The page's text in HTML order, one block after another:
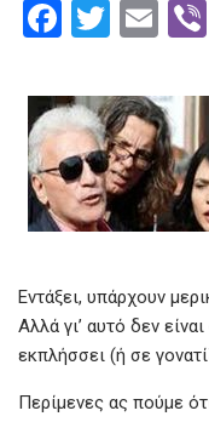
F
ce
b
o
o
T
tt
er
E
ail
Εντάξει, υπάρχουν
Αλλά γι’ αυτό δεν
εκπλήσσει (ή σε
Περίμενες ας πούμε